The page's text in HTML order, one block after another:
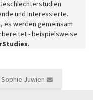
und Interessierte.
es werden gemeinsam
- beispielsweise
Sophie Juwien